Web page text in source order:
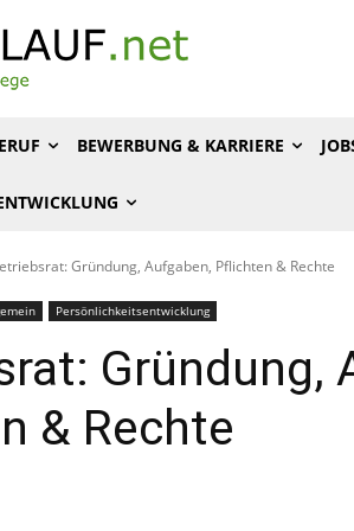
BEWERBUNG & KARRIERE
Gründung, Aufgaben, Pflichten & Rechte
Persönlichkeitsentwicklung
Gründung,
& Rechte